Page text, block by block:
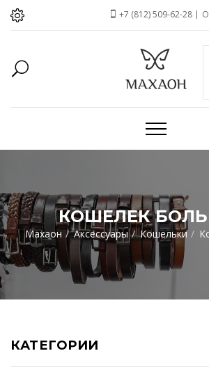
+7 (812) 509-62-28
КОШЕЛЕК
Махаон Аксессуары Кошельки
КАТЕГОРИИ